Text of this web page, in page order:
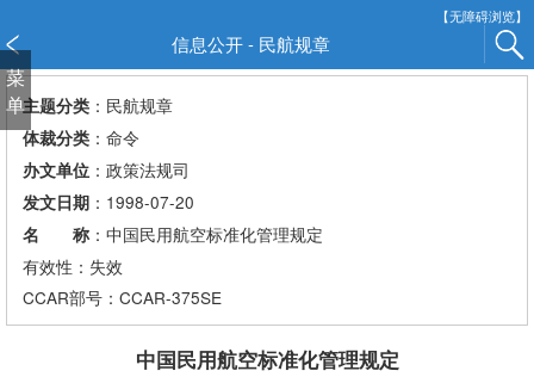
【无障碍浏览】
信息公开 - 民航规章
菜
单主题分类：民航规章
体裁分类：命令
办文单位：政策法规司
发文日期：1998-07-20
名 称：中国民用航空标准化管理规定
有效性：失效
CCAR部号：CCAR-375SE
中国民用航空标准化管理规定
窗
口
打
开